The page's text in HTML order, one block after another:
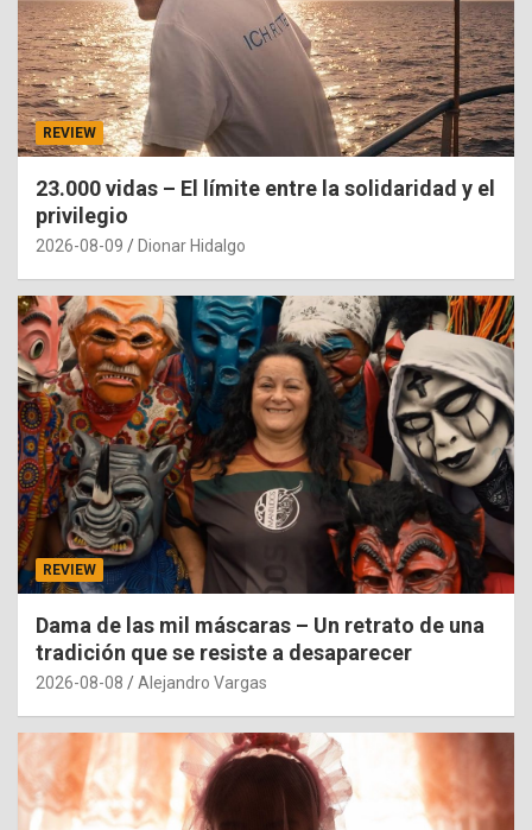
REVIEW
23.000 vidas – El límite entre la solidaridad y el
privilegio
2026-08-09 Dionar Hidalgo
REVIEW
Dama de las mil máscaras – Un retrato de una
tradición que se resiste a desaparecer
2026-08-08 Alejandro Vargas